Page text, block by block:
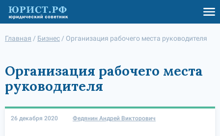
Главная / Бизнес / Организация рабочего места руководителя
Организация рабочего места
руководителя
26 декабря 2020 Федянин Андрей Викторович